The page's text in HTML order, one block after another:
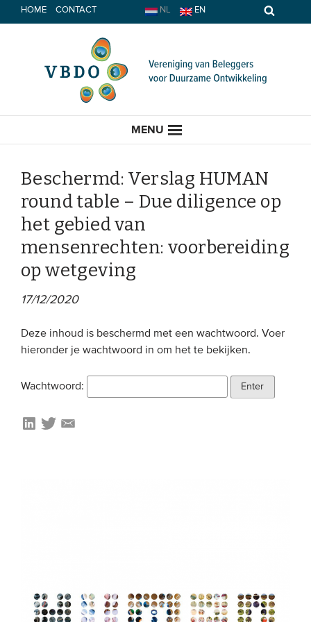
Spring
naar
HOME CONTACT NL EN
MENU
HOME
ACTUEEL
EVENEMENTEN
Van de VBDO
Van leden & partners
Vereniging
Beschermd: Verslag HUMAN
round table – Due diligence op
het gebied van
mensenrechten: voorbereiding
op wetgeving
17/12/2020
Deze inhoud is beschermd met een wachtwoord. Voer
hieronder je wachtwoord in om het te bekijken.
Wachtwoord: